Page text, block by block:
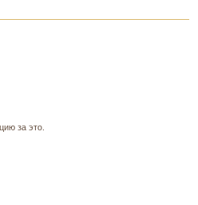
за это.